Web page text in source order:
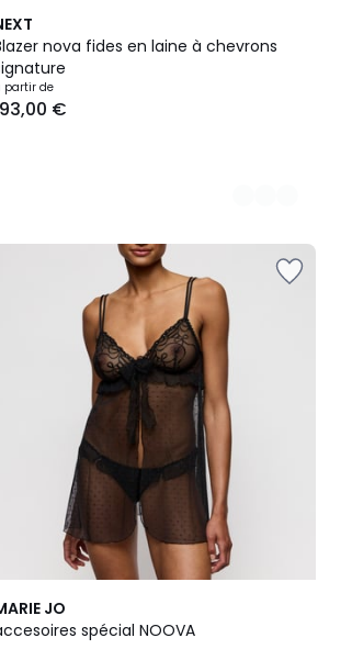
nova fides en laine à chevrons
partir de
€
JO
spécial NOOVA